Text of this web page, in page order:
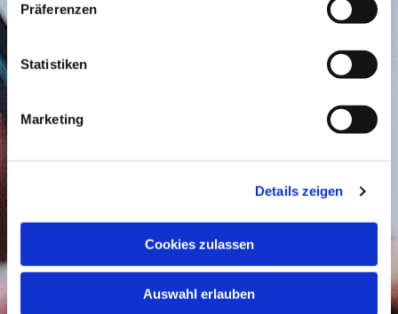
Präferenzen
Statistiken
Marketing
Details zeigen
Cookies zulassen
Auswahl erlauben
Kirche gehen, wollen aber trotzdem einen
finden Sie auf unserem YouTube Kanal